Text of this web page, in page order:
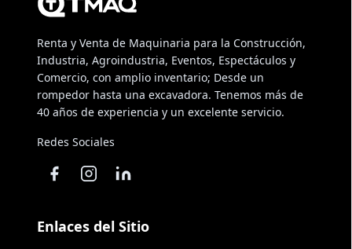
Renta y Venta de Maquinaria para la Construcción,
Industria, Agroindustria, Eventos, Espectáculos y
Comercio, con amplio inventario; Desde un
rompedor hasta una excavadora. Tenemos más de
40 años de experiencia y un excelente servicio.
Redes Sociales
Enlaces del Sitio